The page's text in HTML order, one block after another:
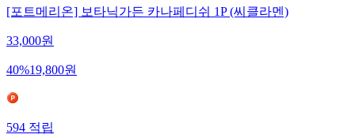
[포트메리온] 보타닉가든 카나페디쉬 1P (씨클라멘)
33,000원
40%19,800원
594 적립